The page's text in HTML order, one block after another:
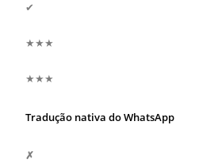
✔
★★★
★★★
Tradução nativa do WhatsApp
✗